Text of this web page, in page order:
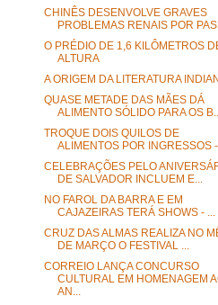
CHINÊS DESENVOLVE GRAVES
PROBLEMAS RENAIS POR
O PRÉDIO DE 1,6 KILÔMETROS
ALTURA
A ORIGEM DA LITERATURA
QUASE METADE DAS MÃES DÁ
ALIMENTO SÓLIDO PARA OS
TROQUE DOIS QUILOS DE
ALIMENTOS POR INGRESSOS
CELEBRAÇÕES PELO
DE SALVADOR INCLUEM E...
NO FAROL DA BARRA E EM
CAJAZEIRAS TERÁ SHOWS - ...
CRUZ DAS ALMAS REALIZA NO
DE MARÇO O FESTIVAL ...
CORREIO LANÇA CONCURSO
CULTURAL EM HOMENAGEM
AN...